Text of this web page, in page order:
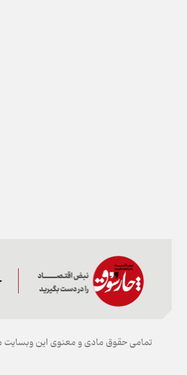
تمامی حقوق مادی و معنوی این وبسایت